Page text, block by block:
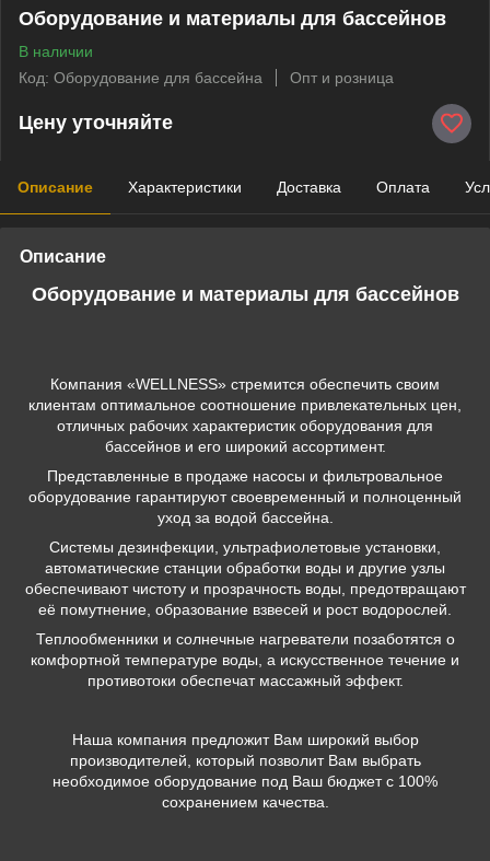
Оборудование и материалы для бассейнов
В наличии
Код: Оборудование для бассейна
Опт и розница
Цену уточняйте
Описание Характеристики Доставка Оплата
Описание
Оборудование и материалы для бассейнов
Компания «WELLNESS» стремится обеспечить своим
клиентам оптимальное соотношение привлекательных цен,
отличных рабочих характеристик оборудования для
бассейнов и его широкий ассортимент.
Представленные в продаже насосы и фильтровальное
оборудование гарантируют своевременный и полноценный
уход за водой бассейна.
Системы дезинфекции, ультрафиолетовые установки,
автоматические станции обработки воды и другие узлы
обеспечивают чистоту и прозрачность воды, предотвращают
её помутнение, образование взвесей и рост водорослей.
Теплообменники и солнечные нагреватели позаботятся о
комфортной температуре воды, а искусственное течение и
противотоки обеспечат массажный эффект.
Наша компания предложит Вам широкий выбор
производителей, который позволит Вам выбрать
необходимое оборудование под Ваш бюджет с 100%
сохранением качества.